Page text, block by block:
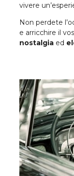
vivere
Non perdete
e arricchire il
nostalgia ed